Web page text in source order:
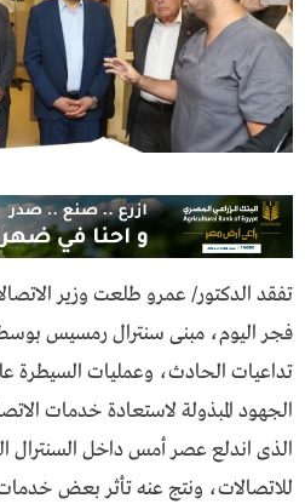
تفقد الدكتور/ عمرو طلعت وزير
فجر اليوم، مبنى سنترال رمسيس بوسط
تداعيات الحادث، وعمليات السيطرة
الجهود المبذولة لاستعادة خدمات
الذى اندلع عصر أمس داخل السنترال
للاتصالات، ونتج عنه تأثر بعض